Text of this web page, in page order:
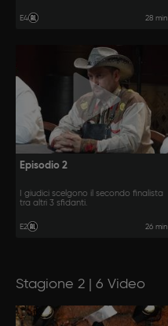
E4 28 min
Episodio 2
I giudici scelgono il secondo finalista
tra altri 3 sfidanti.
E2 26 min
Stagione 2 | 6 Video